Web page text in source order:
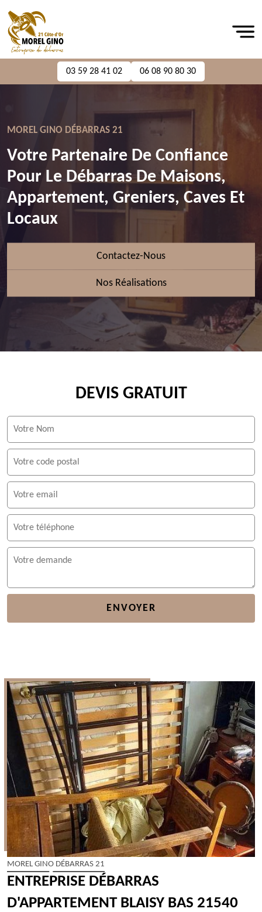
03 59 28 41 02 06 08 90 80 30
MOREL GINO DÉBARRAS 21
Votre Partenaire De Confiance
Pour Le Débarras De Maisons,
Appartement, Greniers, Caves Et
Locaux
Contactez-Nous
Nos Réalisations
DEVIS GRATUIT
MOREL GINO DÉBARRAS 21
ENTREPRISE DÉBARRAS
D'APPARTEMENT BLAISY BAS 21540